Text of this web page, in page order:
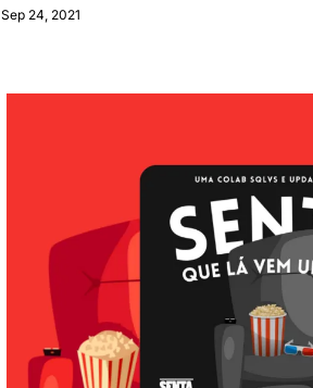
Sep 24, 2021